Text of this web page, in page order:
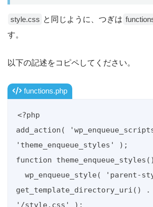
style.css と同じように、つぎは
す。
以下の記述をコピペしてください。
functions.php
<?php
add_action(
'theme_enqueue_styles' );
function
  wp_enqueue_style( 'parent-style',
get_template_directory_uri() .
'/style.css' );